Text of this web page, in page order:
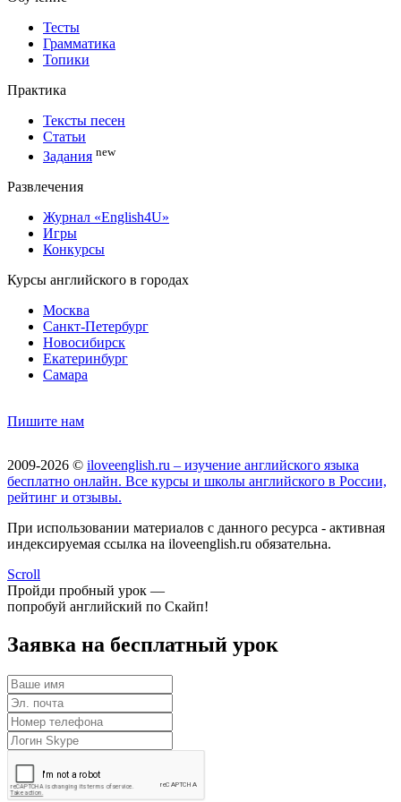
Тесты
Грамматика
Топики
Практика
Тексты песен
Статьи
Задания new
Развлечения
Журнал «English4U»
Игры
Конкурсы
Курсы английского в городах
Москва
Санкт-Петербург
Новосибирск
Екатеринбург
Самара
Пишите нам
2009-2026 © iloveenglish.ru – изучение английского языка
бесплатно онлайн. Все курсы и школы английского в России,
рейтинг и отзывы.
При использовании материалов с данного ресурса - активная
индексируемая ссылка на iloveenglish.ru обязательна.
Scroll
Пройди пробный урок —
попробуй английский по Скайп!
Заявка на бесплатный урок